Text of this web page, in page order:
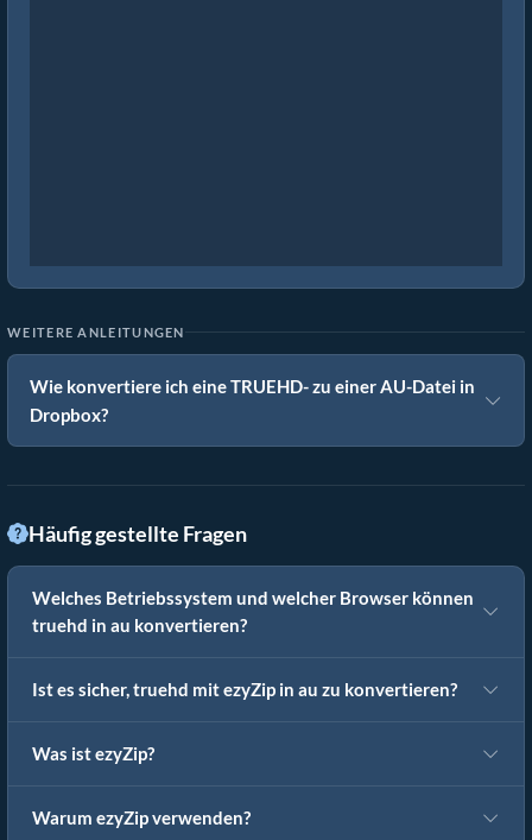
WEITERE ANLEITUNGEN
Wie konvertiere ich eine TRUEHD- zu einer AU-Datei in
Dropbox?
Häufig gestellte Fragen
Welches Betriebssystem und welcher Browser können
truehd in au konvertieren?
Ist es sicher, truehd mit ezyZip in au zu konvertieren?
Was ist ezyZip?
Warum ezyZip verwenden?